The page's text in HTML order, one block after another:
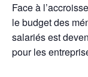
Face à
le budget des
salariés est
pour les